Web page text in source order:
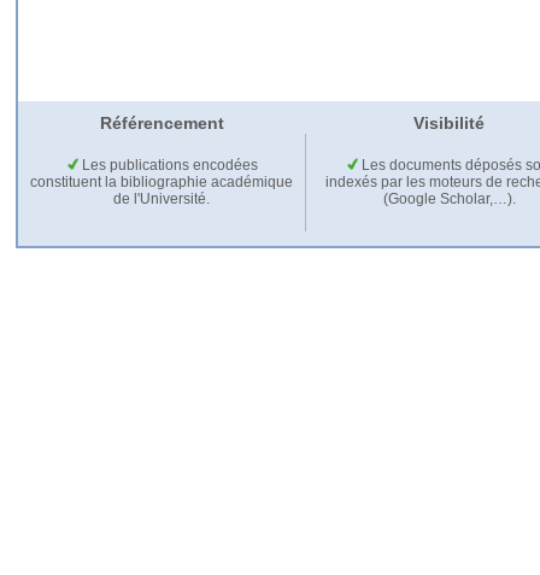
Référencement Visibilité
Les publications encodées
constituent la bibliographie académique
de l'Université.
Les documents déposés
indexés par les moteurs de
(Google Scholar,…).